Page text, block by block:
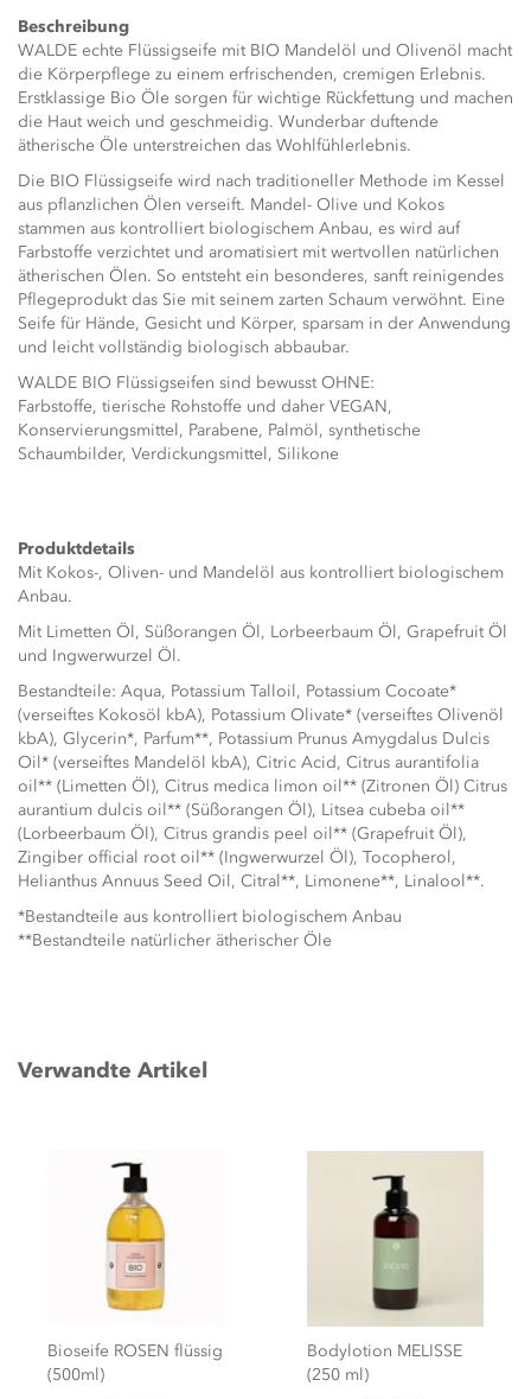
Beschreibung
WALDE echte Flüssigseife mit BIO Mandelöl und Olivenöl macht
die Körperpflege zu einem erfrischenden, cremigen Erlebnis.
Erstklassige Bio Öle sorgen für wichtige Rückfettung und machen
die Haut weich und geschmeidig. Wunderbar duftende
ätherische Öle unterstreichen das Wohlfühlerlebnis.
Die BIO Flüssigseife wird nach traditioneller Methode im Kessel
aus pflanzlichen Ölen verseift. Mandel- Olive und Kokos
stammen aus kontrolliert biologischem Anbau, es wird auf
Farbstoffe verzichtet und aromatisiert mit wertvollen natürlichen
ätherischen Ölen. So entsteht ein besonderes, sanft reinigendes
Pflegeprodukt das Sie mit seinem zarten Schaum verwöhnt. Eine
Seife für Hände, Gesicht und Körper, sparsam in der Anwendung
und leicht vollständig biologisch abbaubar.
WALDE BIO Flüssigseifen sind bewusst OHNE:
Farbstoffe, tierische Rohstoffe und daher VEGAN,
Konservierungsmittel, Parabene, Palmöl, synthetische
Schaumbilder, Verdickungsmittel, Silikone
Produktdetails
Mit Kokos-, Oliven- und Mandelöl aus kontrolliert biologischem
Anbau.
Mit Limetten Öl, Süßorangen Öl, Lorbeerbaum Öl, Grapefruit Öl
und Ingwerwurzel Öl.
Bestandteile: Aqua, Potassium Talloil, Potassium Cocoate*
(verseiftes Kokosöl kbA), Potassium Olivate* (verseiftes Olivenöl
kbA), Glycerin*, Parfum**, Potassium Prunus Amygdalus Dulcis
Oil* (verseiftes Mandelöl kbA), Citric Acid, Citrus aurantifolia
oil** (Limetten Öl), Citrus medica limon oil** (Zitronen Öl) Citrus
aurantium dulcis oil** (Süßorangen Öl), Litsea cubeba oil**
(Lorbeerbaum Öl), Citrus grandis peel oil** (Grapefruit Öl),
Zingiber official root oil** (Ingwerwurzel Öl), Tocopherol,
Helianthus Annuus Seed Oil, Citral**, Limonene**, Linalool**.
*Bestandteile aus kontrolliert biologischem Anbau
**Bestandteile natürlicher ätherischer Öle
Verwandte Artikel
Bioseife ROSEN flüssig
(500ml)
Bodylotion MELISSE
(250 ml)